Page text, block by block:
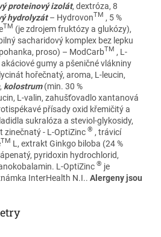
proteinový izolát, dextróza, 8
hydrolyzát– HydrovonTM , 5 %
TM (je zdrojem fruktózy a glukózy),
sacharidový komplex bez lepku
proso) – ModCarbTM , L-
gumy a pšeničné vlákniny
hořečnatý, aroma, L-leucin,
, kolostrum(min. 30 %
L-valin, zahušťovadlo xantanová
přísady oxid křemičitý a
sukralóza a steviol-glykosidy,
zinečnatý - L-OptiZinc ® , trávicí
TM L, extrakt Ginkgo biloba (24 %
pyridoxin hydrochlorid,
L-OptiZinc ® je
InterHealth N.I.. Alergeny jsou